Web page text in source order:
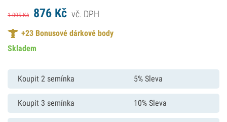
1 095Kč 876 Kč vč. DPH
+23 Bonusové dárkové body
Skladem
Koupit 2 semínka 5% Sleva
Koupit 3 semínka 10% Sleva